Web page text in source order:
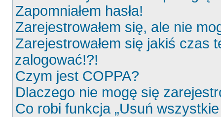
Zapomniałem hasła!
Zarejestrowałem się, ale nie
Zarejestrowałem się jakiś czas
zalogować!?!
Czym jest COPPA?
Dlaczego nie mogę się
Co robi funkcja „Usuń